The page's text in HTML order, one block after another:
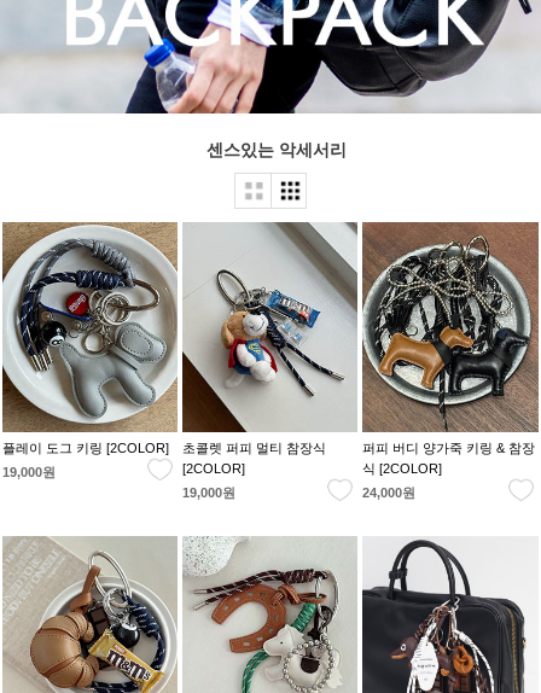
센스있는 악세서리
플레이 도그 키링 [2COLOR]
19,000원
초콜렛 퍼피 멀티 참장식
[2COLOR]
19,000원
퍼피 버디 양가죽 키링 & 참장
식 [2COLOR]
24,000원